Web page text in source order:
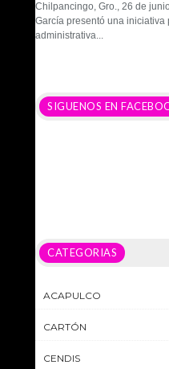
Chilpancingo, Gro., 26 de
García presentó una iniciativa
administrativa...
SIGUENOS EN
CATEGORIAS
ACAPULCO
CARTÓN
CENDIS